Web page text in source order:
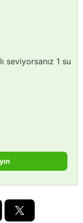
seviyorsanız 1 su